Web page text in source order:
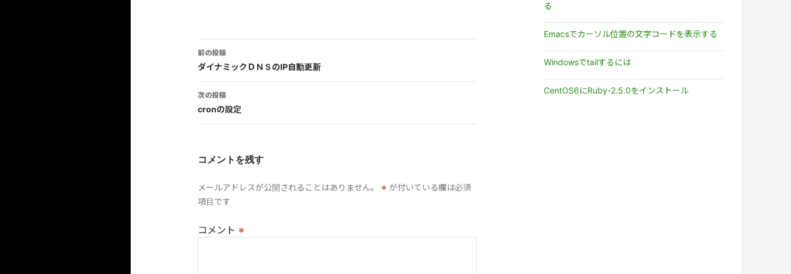
投
稿
ナ
ビ
ョ
前の投稿
ダイナミックＤＮＳのIP自動更新
次の投稿
cronの設定
コメントを残す
メールアドレスが公開されることはありません。 ※ が付いている欄は必須
項目です
コメント ※
る
Emacsでカーソル位置の文字コードを表示する
Windowsでtailするには
CentOS6にRuby-2.5.0をインストール